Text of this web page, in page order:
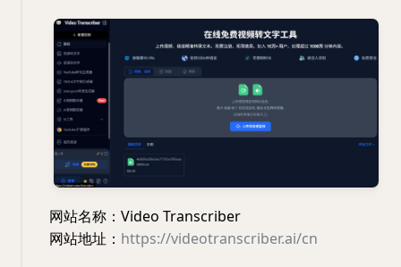
网站名称：Video Transcriber
网站地址： https://videotranscriber.ai/cn